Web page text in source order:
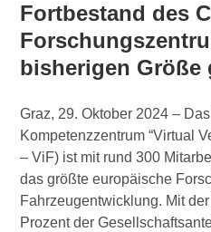
Fortbestand des
bisherigen Größe
Graz, 29. Oktober 2024 –
Kompetenzzentrum “Virtual
– ViF) ist mit rund 300
das größte europäische
Fahrzeugentwicklung. Mit
Prozent der